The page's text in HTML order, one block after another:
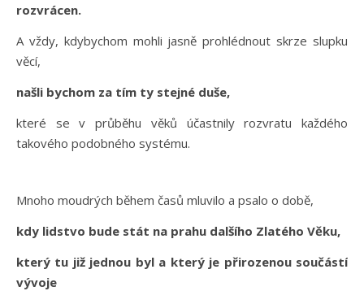
rozvrácen.
A vždy, kdybychom mohli jasně prohlédnout skrze slupku
věcí,
našli bychom za tím ty stejné duše,
které se v průběhu věků účastnily rozvratu každého
takového podobného systému.
Mnoho moudrých během časů mluvilo a psalo o době,
kdy lidstvo bude stát na prahu dalšího Zlatého Věku,
který tu již jednou byl a který je přirozenou součástí
vývoje